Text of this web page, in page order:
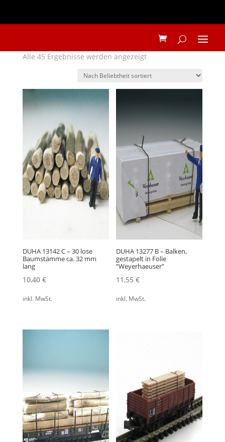
Alle 45 Ergebnisse werden angezeigtNach
sortiert
DUHA 13142 C – 30 lose
Baumstämme ca. 32 mm
lang
10,40 €
inkl. MwSt.
DUHA 13277 B – Balken,
gestapelt in Folie
”Weyerhaeuser”
11,55€
inkl. MwSt.